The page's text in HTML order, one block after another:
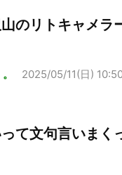
のリトキャメラ
2025/05/11(日)
て文句言いまく